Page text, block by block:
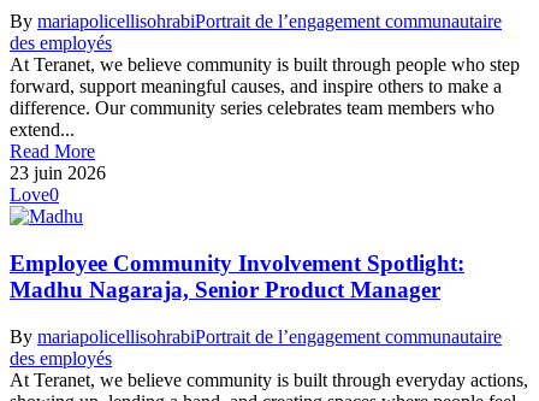
By mariapolicellisohrabiPortrait de l’engagement communautaire
des employés
At Teranet, we believe community is built through people who step
forward, support meaningful causes, and inspire others to make a
difference. Our community series celebrates team members who
extend...
Read More
23 juin 2026
Love0
Employee Community Involvement Spotlight:
Madhu Nagaraja, Senior Product Manager
By mariapolicellisohrabiPortrait de l’engagement communautaire
des employés
At Teranet, we believe community is built through everyday actions,